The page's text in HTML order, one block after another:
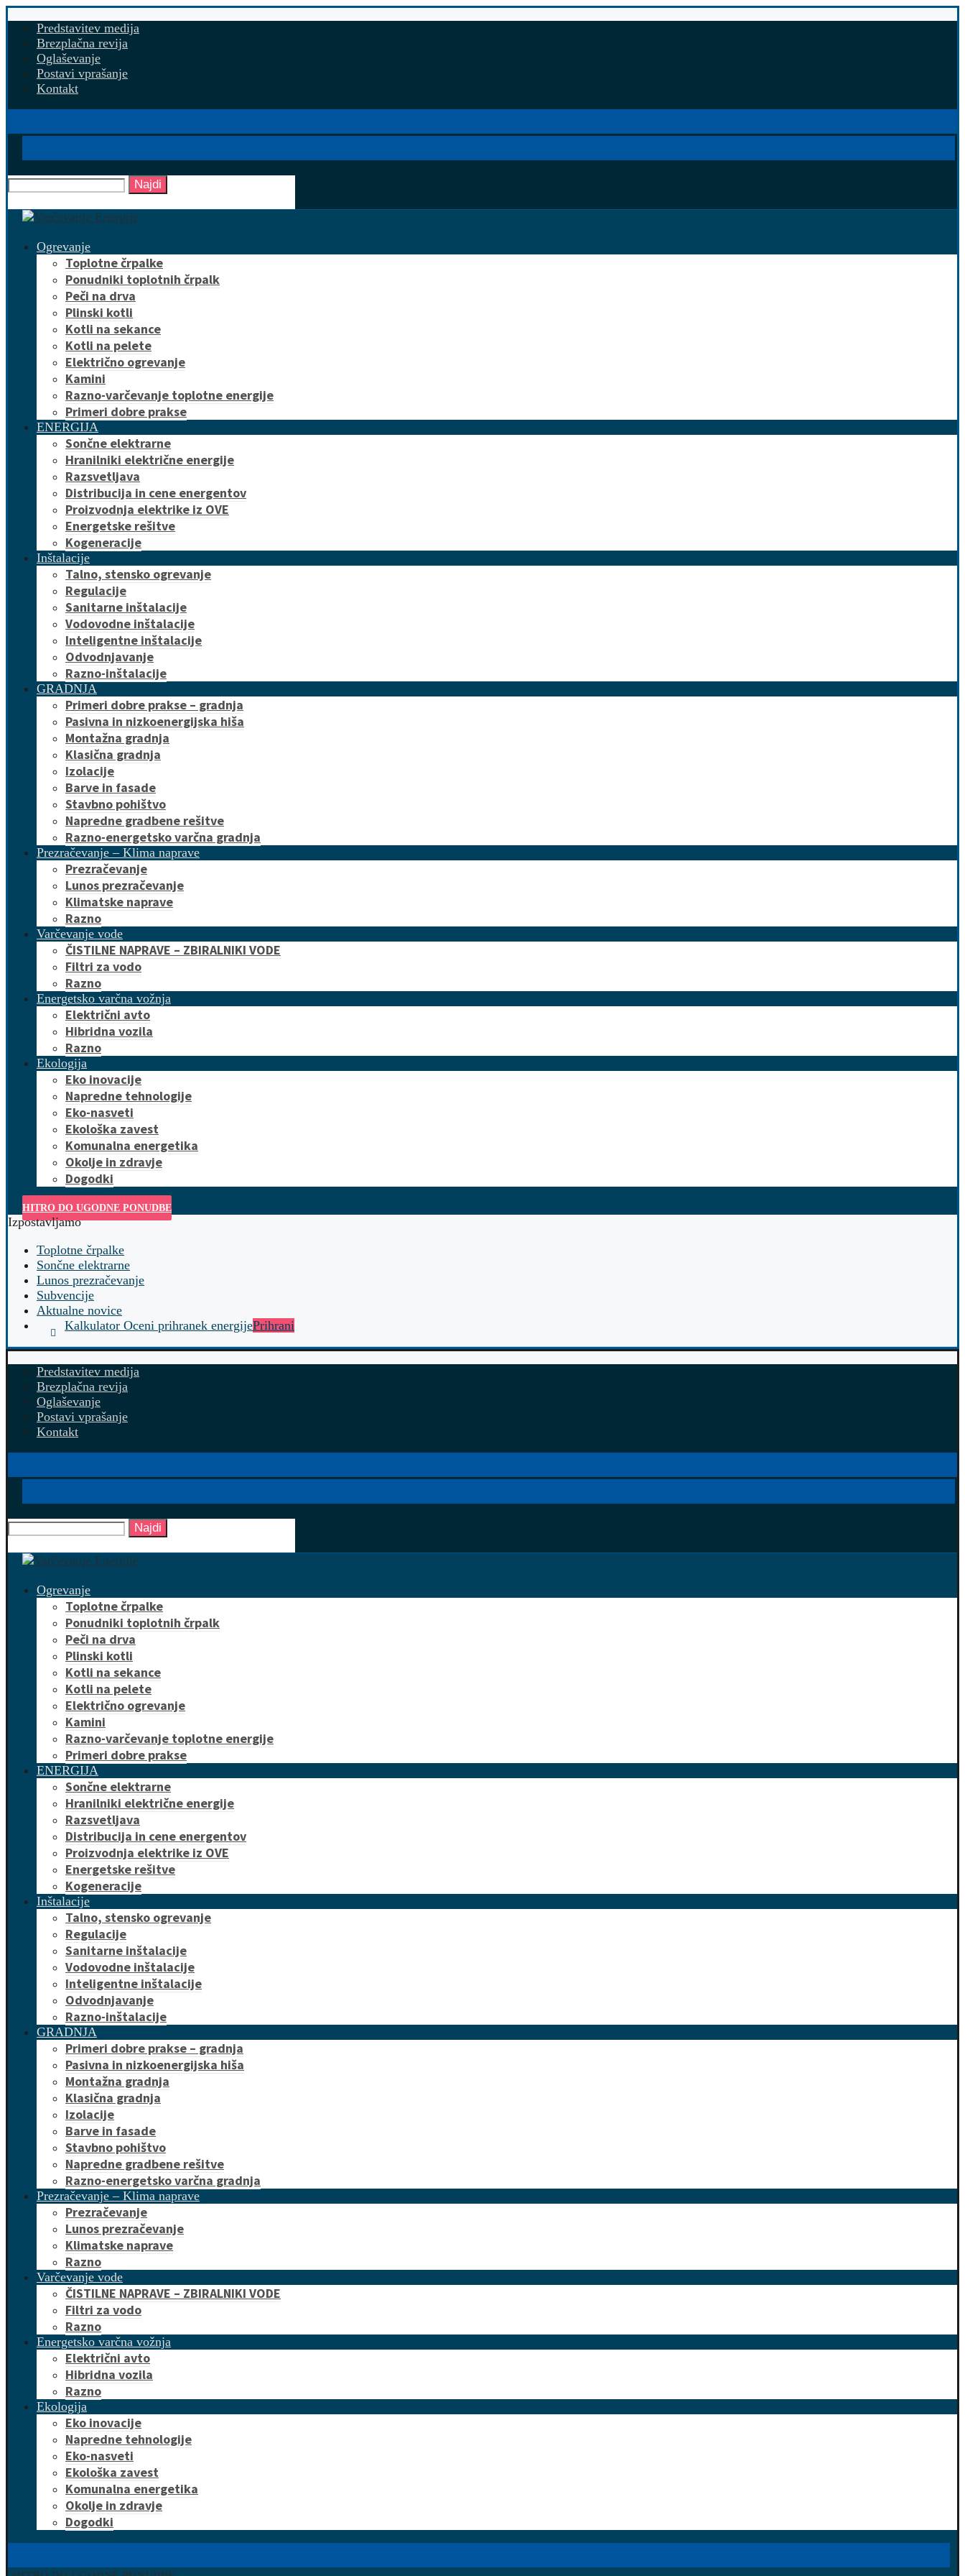
Predstavitev medija
Brezplačna revija
Oglaševanje
Postavi vprašanje
Kontakt
Najdi
Ogrevanje
Toplotne črpalke
Ponudniki toplotnih črpalk
Peči na drva
Plinski kotli
Kotli na sekance
Kotli na pelete
Električno ogrevanje
Kamini
Razno-varčevanje toplotne energije
Primeri dobre prakse
ENERGIJA
Sončne elektrarne
Hranilniki električne energije
Razsvetljava
Distribucija in cene energentov
Proizvodnja elektrike iz OVE
Energetske rešitve
Kogeneracije
Inštalacije
Talno, stensko ogrevanje
Regulacije
Sanitarne inštalacije
Vodovodne inštalacije
Inteligentne inštalacije
Odvodnjavanje
Razno-inštalacije
GRADNJA
Primeri dobre prakse – gradnja
Pasivna in nizkoenergijska hiša
Montažna gradnja
Klasična gradnja
Izolacije
Barve in fasade
Stavbno pohištvo
Napredne gradbene rešitve
Razno-energetsko varčna gradnja
Prezračevanje – Klima naprave
Prezračevanje
Lunos prezračevanje
Klimatske naprave
Razno
Varčevanje vode
ČISTILNE NAPRAVE – ZBIRALNIKI VODE
Filtri za vodo
Razno
Energetsko varčna vožnja
Električni avto
Hibridna vozila
Razno
Ekologija
Eko inovacije
Napredne tehnologije
Eko-nasveti
Ekološka zavest
Komunalna energetika
Okolje in zdravje
Dogodki
HITRO DO UGODNE PONUDBE
Izpostavljamo
Toplotne črpalke
Sončne elektrarne
Lunos prezračevanje
Subvencije
Aktualne novice
Kalkulator Oceni prihranek energijePrihrani
Predstavitev medija
Brezplačna revija
Oglaševanje
Postavi vprašanje
Kontakt
Najdi
Ogrevanje
Toplotne črpalke
Ponudniki toplotnih črpalk
Peči na drva
Plinski kotli
Kotli na sekance
Kotli na pelete
Električno ogrevanje
Kamini
Razno-varčevanje toplotne energije
Primeri dobre prakse
ENERGIJA
Sončne elektrarne
Hranilniki električne energije
Razsvetljava
Distribucija in cene energentov
Proizvodnja elektrike iz OVE
Energetske rešitve
Kogeneracije
Inštalacije
Talno, stensko ogrevanje
Regulacije
Sanitarne inštalacije
Vodovodne inštalacije
Inteligentne inštalacije
Odvodnjavanje
Razno-inštalacije
GRADNJA
Primeri dobre prakse – gradnja
Pasivna in nizkoenergijska hiša
Montažna gradnja
Klasična gradnja
Izolacije
Barve in fasade
Stavbno pohištvo
Napredne gradbene rešitve
Razno-energetsko varčna gradnja
Prezračevanje – Klima naprave
Prezračevanje
Lunos prezračevanje
Klimatske naprave
Razno
Varčevanje vode
ČISTILNE NAPRAVE – ZBIRALNIKI VODE
Filtri za vodo
Razno
Energetsko varčna vožnja
Električni avto
Hibridna vozila
Razno
Ekologija
Eko inovacije
Napredne tehnologije
Eko-nasveti
Ekološka zavest
Komunalna energetika
Okolje in zdravje
Dogodki